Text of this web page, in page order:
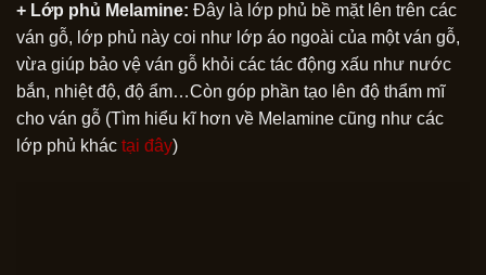
+ Lớp phủ Melamine: Đây là lớp phủ bề mặt lên trên các
ván gỗ, lớp phủ này coi như lớp áo ngoài của một ván gỗ,
vừa giúp bảo vệ ván gỗ khỏi các tác động xấu như nước
bắn, nhiệt độ, độ ẩm…Còn góp phần tạo lên độ thẩm mĩ
cho ván gỗ (Tìm hiểu kĩ hơn về Melamine cũng như các
lớp phủ khác tại đây)